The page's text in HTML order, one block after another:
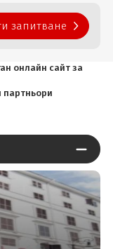
запитване
онлайн сайт за
партньори